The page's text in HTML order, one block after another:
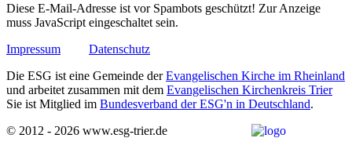
Diese E-Mail-Adresse ist vor Spambots geschützt! Zur Anzeige
muss JavaScript eingeschaltet sein.
Impressum
Datenschutz
Die ESG ist eine Gemeinde derEvangelischen Kirche im Rheinland
und arbeitet zusammen mit dem Evangelischen Kirchenkreis Trier
Sie ist Mitglied im Bundesverband der ESG'n in Deutschland.
© 2012 - 2026 www.esg-trier.de